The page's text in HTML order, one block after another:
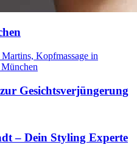
Gesichtsverjüngerung
– Dein Styling Experte